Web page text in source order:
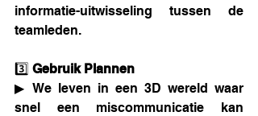
informatie-uitwisseling tussen de
teamleden.
3️⃣ Gebruik Plannen
▶ We leven in een 3D wereld waar
snel een miscommunicatie kan